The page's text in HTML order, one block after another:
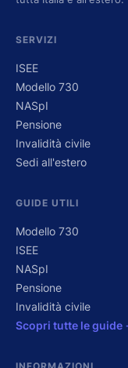
SERVIZI
ISEE
Modello 730
NASpI
Pensione
Invalidità civile
Sedi all'estero
GUIDE UTILI
Modello 730
ISEE
NASpI
Pensione
Invalidità civile
Scopri tutte le guide